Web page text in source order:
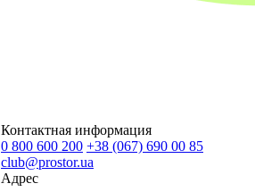
Контактная информация
0 800 600 200 +38 (067) 690 00 85
club@prostor.ua
Адрес